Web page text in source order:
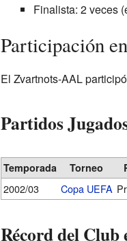
Finalista: 2 veces
Participación
El Zvartnots-AAL
Partidos
Temporada Torneo
2002/03 Copa UEFA
Récord del Club